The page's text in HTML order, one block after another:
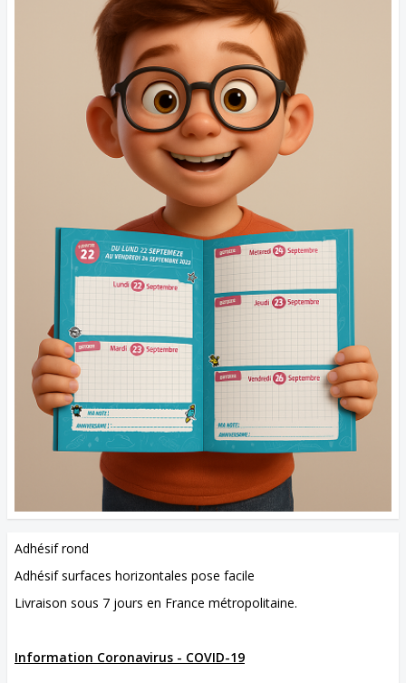
Adhésif rond
Adhésif surfaces horizontales pose facile
Livraison sous 7 jours en France métropolitaine.
Information Coronavirus - COVID-19